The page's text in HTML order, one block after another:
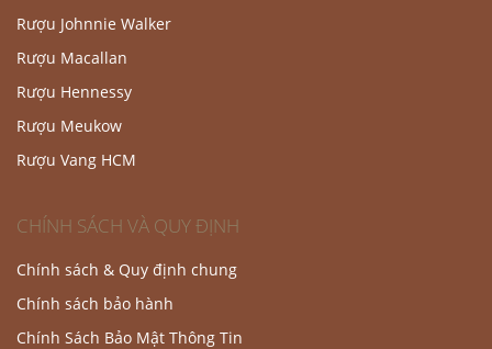
Rượu Johnnie Walker
Rượu Macallan
Rượu Hennessy
Rượu Meukow
Rượu Vang HCM
CHÍNH SÁCH VÀ QUY ĐỊNH
Chính sách & Quy định chung
Chính sách bảo hành
Chính Sách Bảo Mật Thông Tin